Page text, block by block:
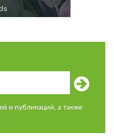
и публикаций, а также